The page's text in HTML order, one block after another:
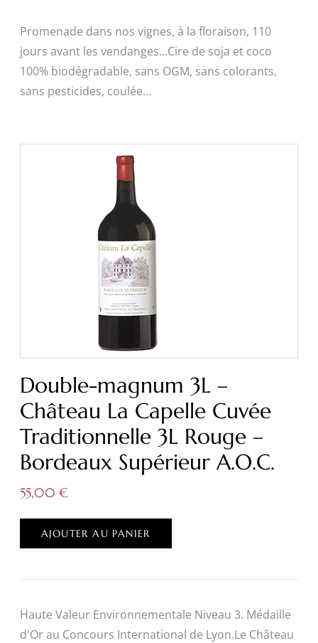
Promenade dans nos vignes, à la floraison, 110
jours avant les vendanges…Cire de soja et coco
100% biodégradable, sans OGM, sans colorants,
sans pesticides, coulée…
Double-magnum 3L –
Château La Capelle Cuvée
Traditionnelle 3L Rouge –
Bordeaux Supérieur A.O.C.
55,00 €
AJOUTER AU PANIER
Haute Valeur Environnementale Niveau 3. Médaille
d'Or au Concours International de Lyon.Le Château